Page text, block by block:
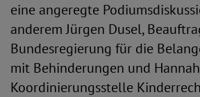
eine angeregte
anderem Jürgen Dusel,
Bundesregierung für die
mit Behinderungen und
Koordinierungsstelle